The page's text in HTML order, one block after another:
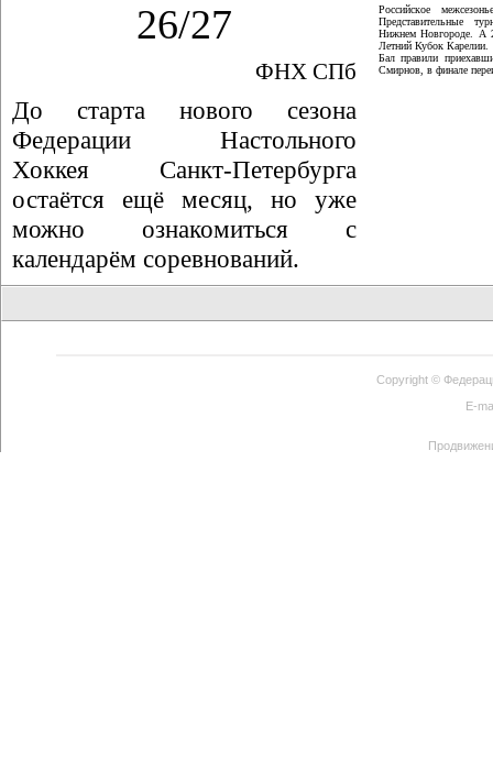
26/27
ФНХ СПб
До старта нового сезона
Федерации Настольного
Хоккея Санкт-Петербурга
остаётся ещё месяц, но уже
можно ознакомиться с
календарём соревнований.
Российское
Представительные
Нижнем Новгороде. А
Летний Кубок Карелии.
Бал правили
Смирнов, в финале
Copyright ©
E-